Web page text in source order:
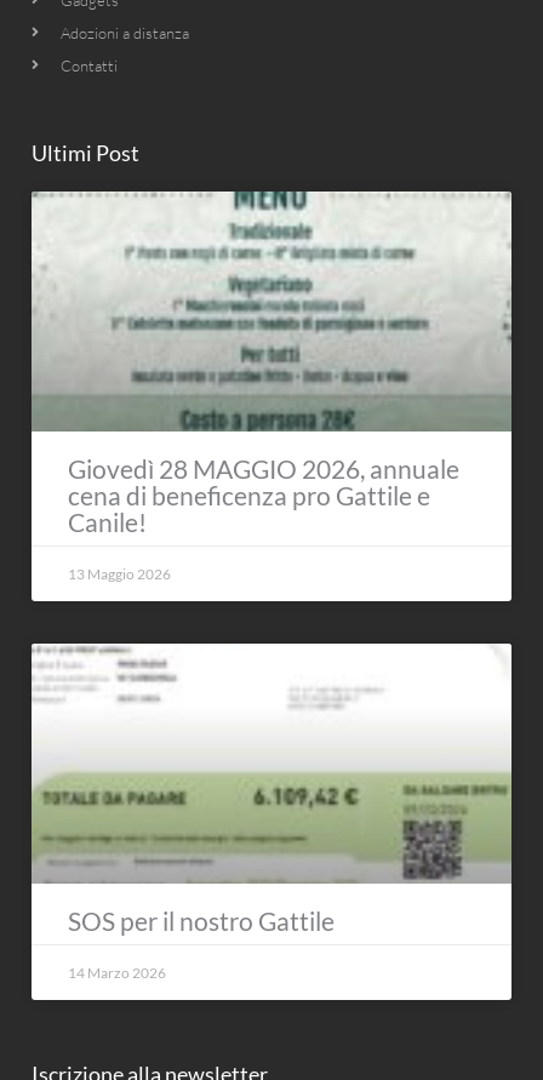
Adozioni a distanza
Contatti
Ultimi Post
Giovedì 28 MAGGIO 2026, annuale
cena di beneficenza pro Gattile e
Canile!
13 Maggio 2026
SOS per il nostro Gattile
14 Marzo 2026
Iscrizione alla newsletter